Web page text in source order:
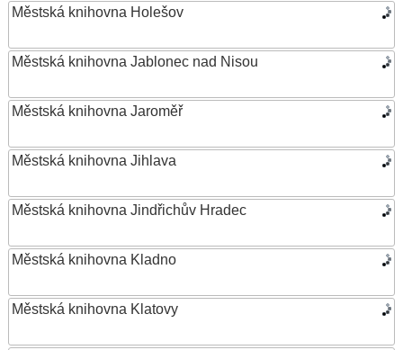
Městská knihovna Holešov
Městská knihovna Jablonec nad Nisou
Městská knihovna Jaroměř
Městská knihovna Jihlava
Městská knihovna Jindřichův Hradec
Městská knihovna Kladno
Městská knihovna Klatovy